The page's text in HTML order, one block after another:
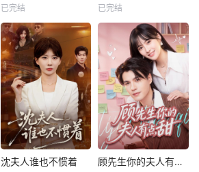
已完结 已完结
沈夫人谁也不惯着 顾先生你的夫人有点甜